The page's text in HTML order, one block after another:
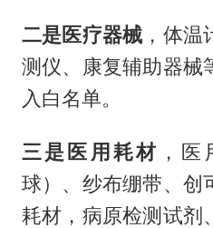
二是医疗器械 ，体
测仪、康复辅助器械
入白名单。
三是医用耗材 ，
球）、纱布绷带、创
耗材，病原检测试剂